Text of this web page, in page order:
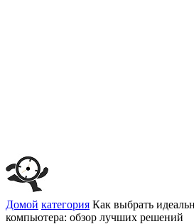
Домой категория Как выбрать
компьютера: обзор лучших решений